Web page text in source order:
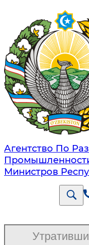
Агентство По
Министров